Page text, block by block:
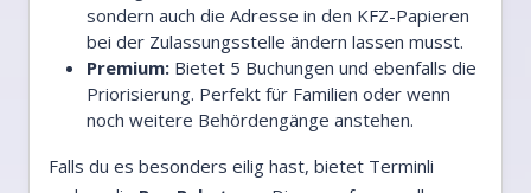
sondern auch die Adresse in den KFZ-Papieren
bei der Zulassungsstelle ändern lassen musst.
Premium: Bietet 5 Buchungen und ebenfalls die
Priorisierung. Perfekt für Familien oder wenn
noch weitere Behördengänge anstehen.
Falls du es besonders eilig hast, bietet Terminli